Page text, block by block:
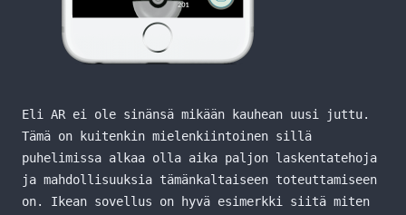
Eli AR ei ole sinänsä mikään kauhean uusi juttu.
Tämä on kuitenkin mielenkiintoinen sillä
puhelimissa alkaa olla aika paljon laskentatehoja
ja mahdollisuuksia tämänkaltaiseen toteuttamiseen
on. Ikean sovellus on hyvä esimerkki siitä miten